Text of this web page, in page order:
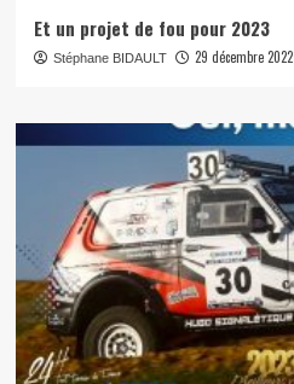
Et un projet de fou pour 2023
Stéphane BIDAULT 29 décembre 2022